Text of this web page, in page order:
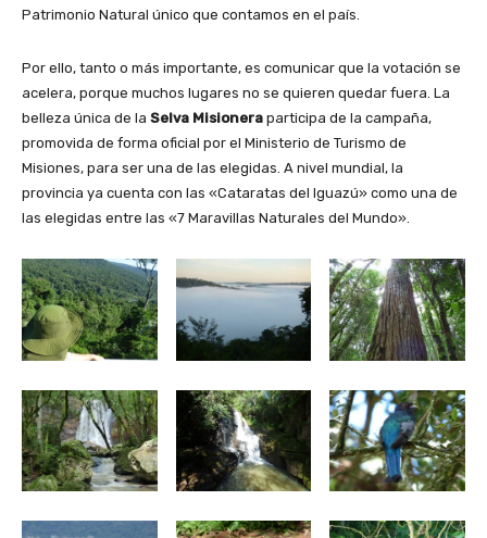
Patrimonio Natural único que contamos en el país.
Por ello, tanto o más importante, es comunicar que la votación se
acelera, porque muchos lugares no se quieren quedar fuera. La
belleza única de la Selva Misionera participa de la campaña,
promovida de forma oficial por el Ministerio de Turismo de
Misiones, para ser una de las elegidas. A nivel mundial, la
provincia ya cuenta con las «Cataratas del Iguazú» como una de
las elegidas entre las «7 Maravillas Naturales del Mundo».